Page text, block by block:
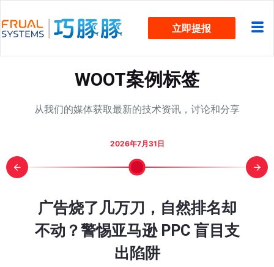
过
立即提报
WOOT案例标签
从我们的媒体获取最新的技术资讯，讨论和分享
入口
卖？
？看这
BD
一轮旺
该规划
？5 个
促“劳
行动了
骤图
流程实
被费用
算 Q4
却从
到的？
新规官
到底变
广告烧了几万刀，自然排名却
不动？警惕亚马逊 PPC 盲目支
出陷阱
还在为
添加
亚马逊
推排
Other
消失
近两万
款家
Prime
季已
亚马逊
亚马逊
动节大
解：
旺季单
吃掉
日销 30
46%降
2026年7月31日